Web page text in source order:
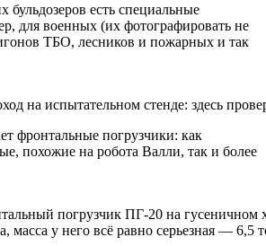
бульдозеров есть специальные
для военных (их фотографировать не
ТБО, лесников и пожарных и так
на испытательном стенде: здесь
фронтальные погрузчики: как
похожие на робота Валли, так и более
погрузчик ПГ-20 на гусеничном
масса у него всё равно серьезная — 6,5